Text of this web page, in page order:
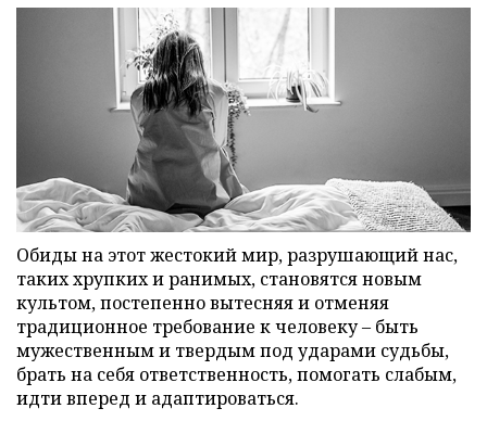
Обиды на этот жестокий мир, разрушающий нас,
таких хрупких и ранимых, становятся новым
культом, постепенно вытесняя и отменяя
традиционное требование к человеку – быть
мужественным и твердым под ударами судьбы,
брать на себя ответственность, помогать слабым,
идти вперед и адаптироваться.